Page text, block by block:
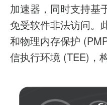
加速器，同时支持基
免受软件非法访问。
和物理内存保护
信执行环境 (TEE)，